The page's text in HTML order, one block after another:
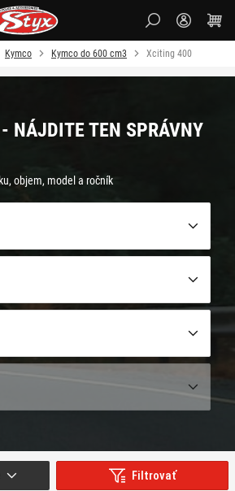
Kymco Kymco do 600 cm3 Xciting 400
NÁJDITE TEN SPRÁVNY
objem, model a ročník
Filtrovať